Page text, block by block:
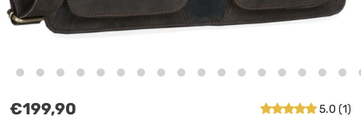
Precio normal
€199,90 5.0 (1)